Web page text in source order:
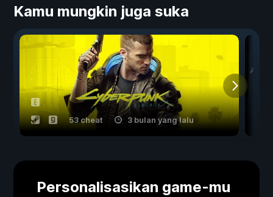
Kamu mungkin juga suka
53 cheat 3 bulan yang lalu
Personalisasikan game-mu